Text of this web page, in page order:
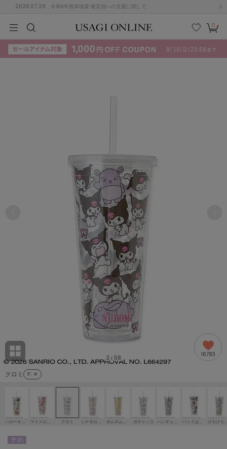
2026.07.29 令和8年熊本地震 被災地への支援に関して
検索
お気
に入
カー
ト
0
KIDSBABYBEAUTYLIFE STYLE
ョン雑貨 (865)
/ランジェリー (127)
ェア (121)
(124)
KIDSBABYBEAUTYLIFE STYLE
G
その
他
アディダス バイ ステラマッカートニー
Ame no chi Hare
アメノチハレ
AMOMMA
ánuans
アニュアンス
ànuke
アンヌーク
クロミ F: ✕
3 / 58 16783
ハローキティ マイメロディ クロミ シナモロール ポムポムプリン ポチャッコ ハンギョドン バッドばつ丸 けろけろ
予 約